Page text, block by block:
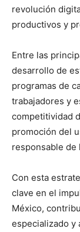
revolución
productivos y
Entre las
desarrollo de
programas de
trabajadores y
competitividad
promoción del
responsable
Con esta
clave en el
México,
especializado y